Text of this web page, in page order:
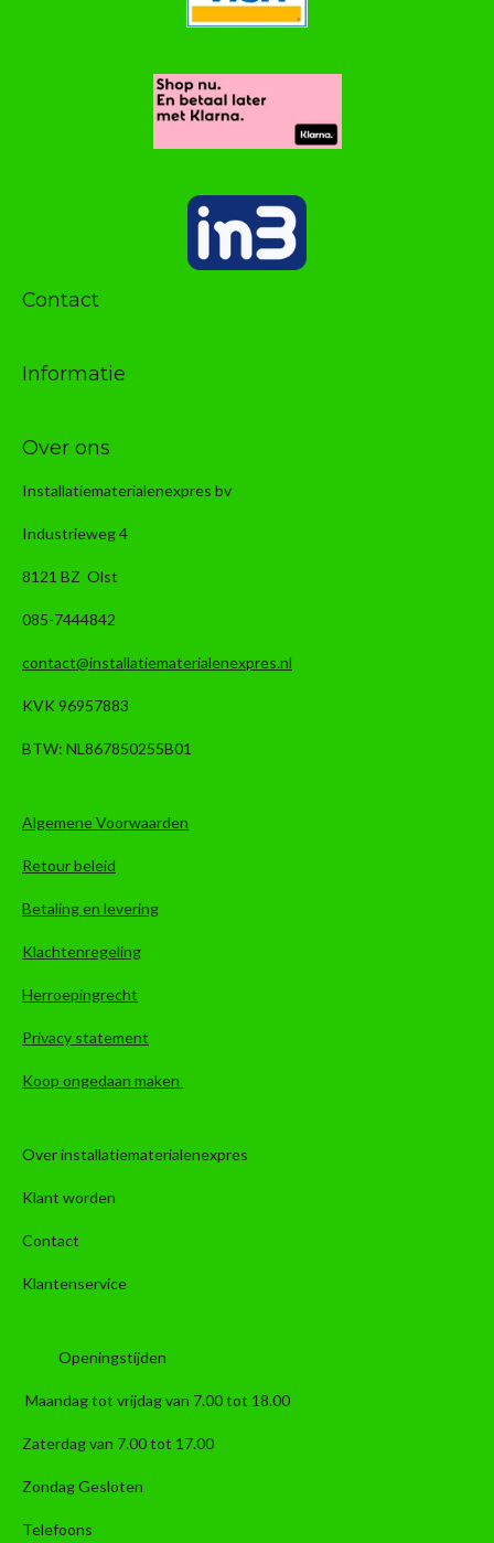
Contact
Informatie
Over ons
Installatiematerialenexpres bv
Industrieweg 4
8121 BZ Olst
085-7444842
contact@installatiematerialenexpres.nl
KVK 96957883
BTW: NL867850255B01
Algemene Voorwaarden
Retour beleid
Betaling en levering
Klachtenregeling
Herroepingrecht
Privacy statement
Koop ongedaan maken
Over installatiematerialenexpres
Klant worden
Contact
Klantenservice
Openingstijden
Maandag tot vrijdag van 7.00 tot 18.00
Zaterdag van 7.00 tot 17.00
Zondag Gesloten
Telefoons